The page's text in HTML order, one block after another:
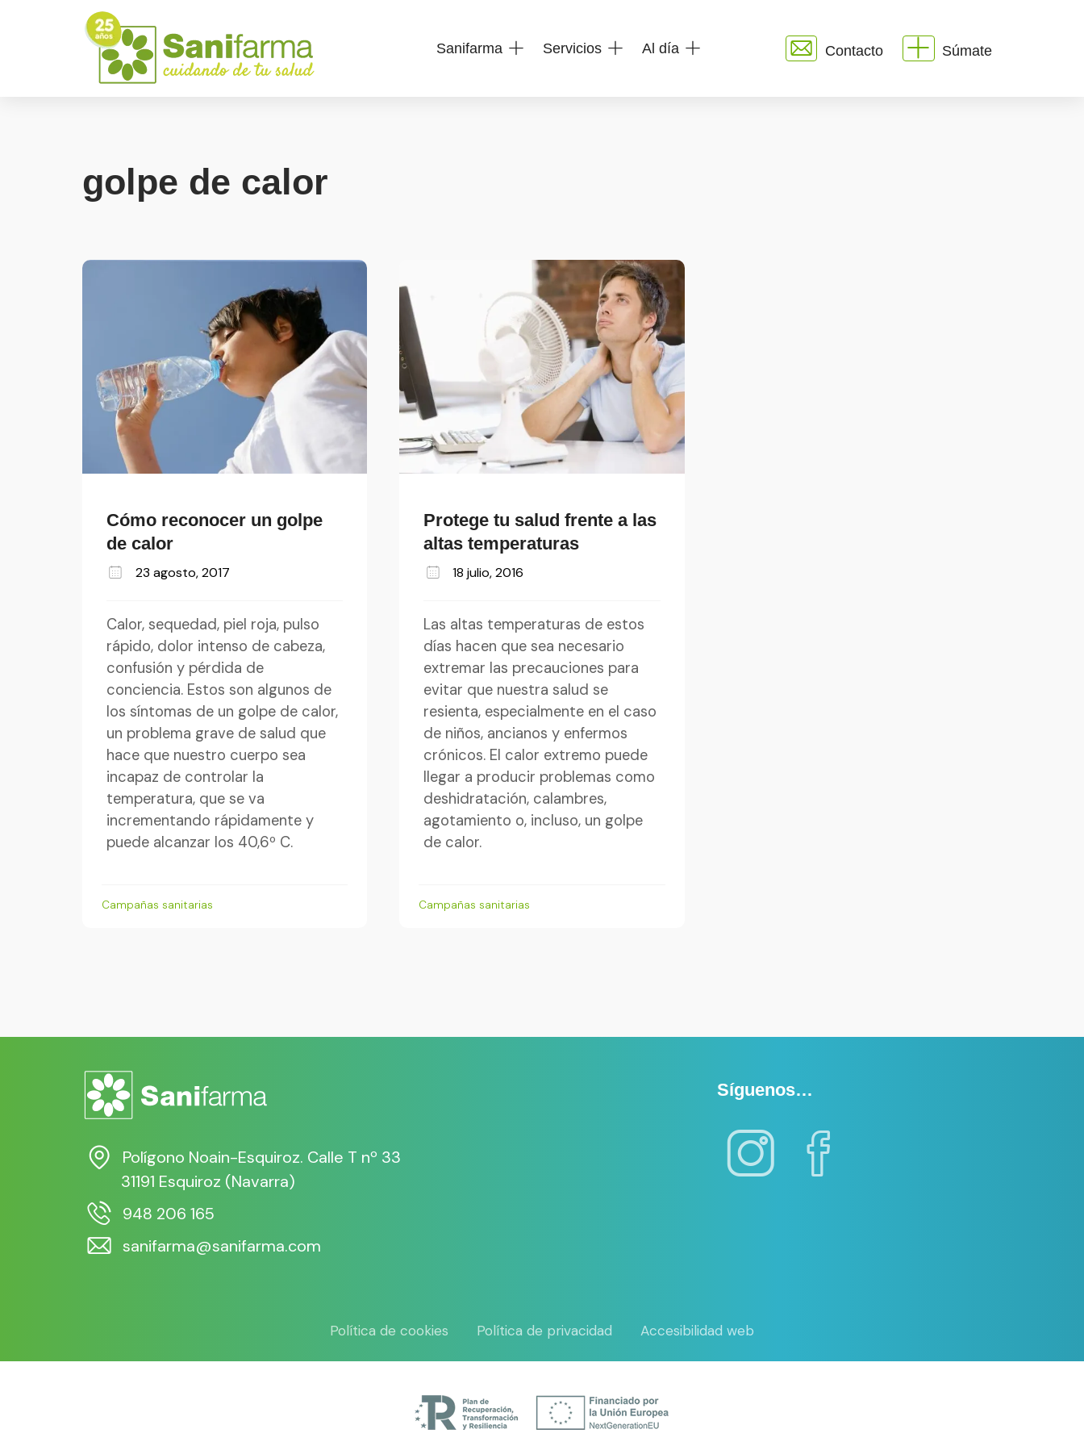
Sanifarma Servicios Al día Contacto Súmate
golpe de calor
Cómo reconocer un golpe
de calor
23 agosto, 2017
Calor, sequedad, piel roja, pulso
rápido, dolor intenso de cabeza,
confusión y pérdida de
conciencia. Estos son algunos de
los síntomas de un golpe de calor,
un problema grave de salud que
hace que nuestro cuerpo sea
incapaz de controlar la
temperatura, que se va
incrementando rápidamente y
puede alcanzar los 40,6º C.
Campañas sanitarias
Protege tu salud frente a las
altas temperaturas
18 julio, 2016
Las altas temperaturas de estos
días hacen que sea necesario
extremar las precauciones para
evitar que nuestra salud se
resienta, especialmente en el caso
de niños, ancianos y enfermos
crónicos. El calor extremo puede
llegar a producir problemas como
deshidratación, calambres,
agotamiento o, incluso, un golpe
de calor.
Campañas sanitarias
Polígono Noain-Esquiroz. Calle T nº 33
31191 Esquiroz (Navarra)
948 206 165
sanifarma@sanifarma.com
Síguenos…
Política de cookies Política de privacidad Accesibilidad web